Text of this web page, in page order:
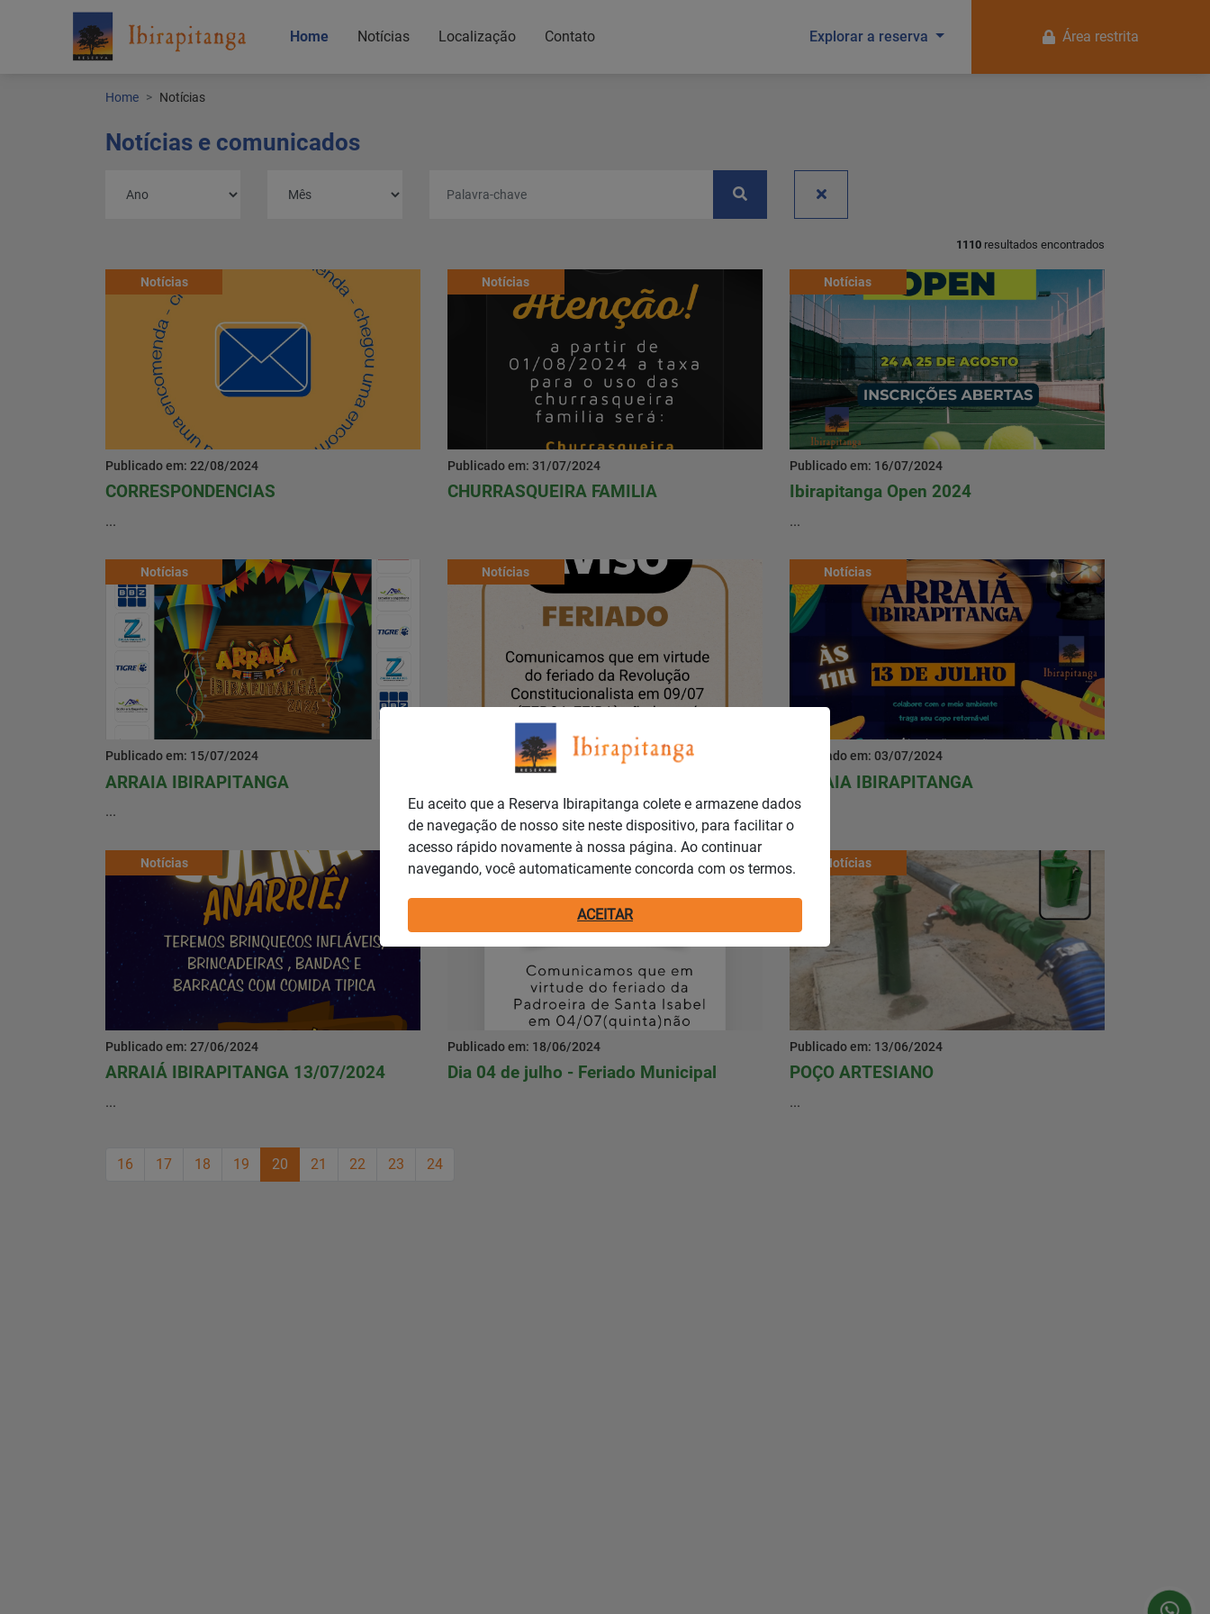
Home Notícias Localização Contato Explorar a reserva Área restrita
Baixe o App
Área restrita
Home Notícias
Notícias e comunicados
1110 resultados encontrados
Notícias
Publicado em: 22/08/2024
CORRESPONDENCIAS
...
Notícias
Publicado em: 31/07/2024
CHURRASQUEIRA FAMILIA
Notícias
Publicado em: 16/07/2024
Ibirapitanga Open 2024
...
Notícias
Publicado em: 15/07/2024
ARRAIA IBIRAPITANGA
...
Notícias
Publicado em: 05/07/2024
Notícias
Publicado em: 03/07/2024
ARRAIA IBIRAPITANGA
...
Notícias
Publicado em: 27/06/2024
ARRAIÁ IBIRAPITANGA 13/07/2024
...
Notícias
Publicado em: 18/06/2024
Dia 04 de julho - Feriado Municipal
Notícias
Publicado em: 13/06/2024
POÇO ARTESIANO
...
16 17 18 19 20 21 22 23 24
Eu aceito que a Reserva Ibirapitanga colete e armazene dados
de navegação de nosso site neste dispositivo, para facilitar o
acesso rápido novamente à nossa página. Ao continuar
navegando, você automaticamente concorda com os termos.
ACEITAR